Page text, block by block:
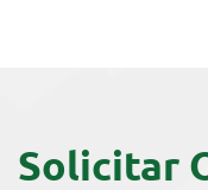
Solicitar